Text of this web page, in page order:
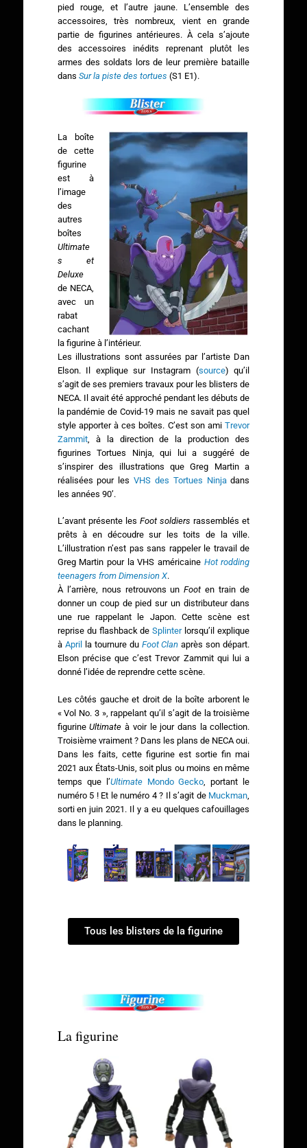
pied rouge, et l’autre jaune. L’ensemble des
accessoires, très nombreux, vient en grande
partie de figurines antérieures. À cela s’ajoute
des accessoires inédits reprenant plutôt les
armes des soldats lors de leur première bataille
dans Sur la piste des tortues (S1 E1).
La boîte
de cette
figurine
est à
l’image
des
autres
boîtes
Ultimate
s et
Deluxe
de NECA,
avec un
rabat
cachant
la figurine à l’intérieur.
Les illustrations sont assurées par l’artiste Dan
Elson. Il explique sur Instagram (source) qu’il
s’agit de ses premiers travaux pour les blisters de
NECA. Il avait été approché pendant les débuts de
la pandémie de Covid-19 mais ne savait pas quel
style apporter à ces boîtes. C’est son amiTrevor
Zammit, à la direction de la production des
figurines Tortues Ninja, qui lui a suggéré de
s’inspirer des illustrations que Greg Martin a
réalisées pour lesVHS des Tortues Ninjadans
les années 90’.
L’avant présente les Foot soldiers rassemblés et
prêts à en découdre sur les toits de la ville.
L’illustration n’est pas sans rappeler le travail de
Greg Martin pour la VHS américaine Hot rodding
teenagers from Dimension X.
À l’arrière, nous retrouvons unFooten train de
donner un coup de pied sur un distributeur dans
une rue rappelant le Japon. Cette scène est
reprise du flashback deSplinterlorsqu’il explique
à April la tournure du Foot Clan après son départ.
Elson précise que c’est Trevor Zammit qui lui a
donné l’idée de reprendre cette scène.
Les côtés gauche et droit de la boîte arborent le
« Vol No. 3 », rappelant qu’il s’agit de la troisième
figurineUltimate à voir le jour dans la collection.
Troisième vraiment ? Dans les plans de NECA oui.
Dans les faits, cette figurine est sortie fin mai
2021 aux États-Unis, soit plus ou moins en même
temps que l’Ultimate Mondo Gecko , portant le
numéro 5 ! Et le numéro 4 ? Il s’agit de Muckman
sorti en juin 2021. Il y a eu quelques cafouillages
dans le planning.
Tous les blisters de la figurine
La figurine